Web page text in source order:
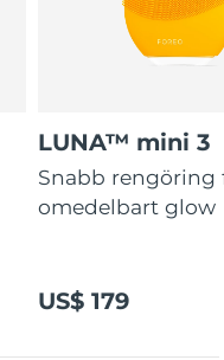
LUNA™ mini 3
Snabb rengöring
omedelbart glow
US$ 179